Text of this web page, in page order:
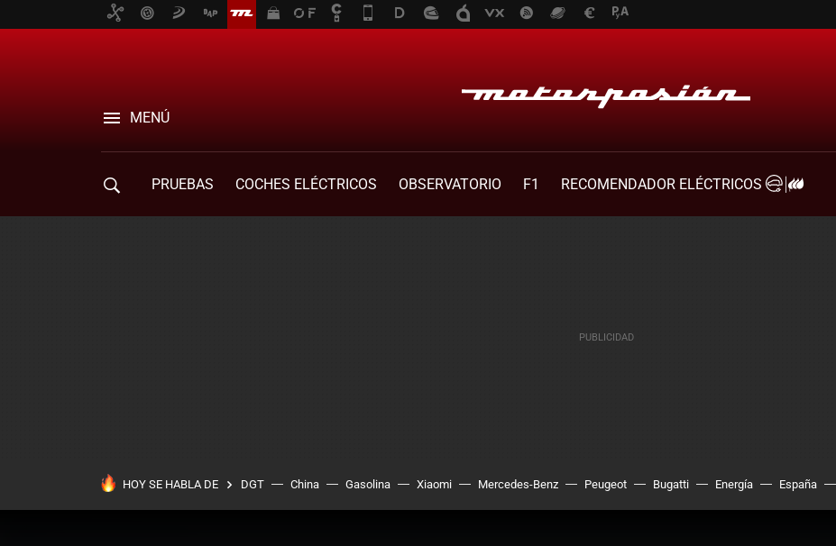
MENÚ
PRUEBAS COCHES ELÉCTRICOS OBSERVATORIO F1
RECOMENDADOR ELÉCTRICOS
HOY SE HABLA DE DGT China Gasolina Xiaomi Mercedes-Benz Peugeot Bugatti Energía España